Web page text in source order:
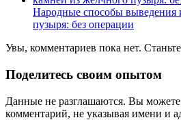
Народные способы выведения
пузыря: без операции
Увы, комментариев пока нет.
Поделитесь своим опытом
Данные не разглашаются. Вы
комментарий, не указывая имени и